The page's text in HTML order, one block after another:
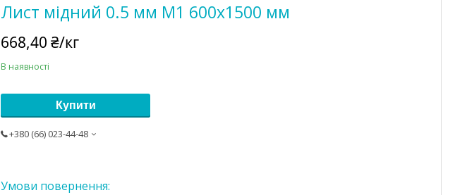
Лист мідний 0.5 мм М1 600х1500 мм
668,40 ₴/кг
В наявності
Купити
+380 (66) 023-44-48